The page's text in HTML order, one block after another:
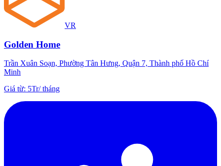
VR
Golden Home
Trần Xuân Soạn, Phường Tân Hưng, Quận 7, Thành phố Hồ Chí
Minh
Giá từ: 5Tr/tháng